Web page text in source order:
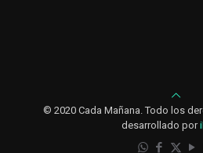
© 2020 Cada Mañana. Todo los
desarrollado por